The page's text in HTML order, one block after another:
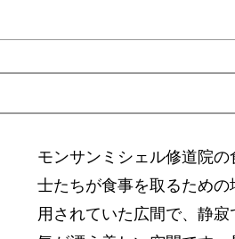
モンサンミシェル修道院の
士たちが食事を取るための
用されていた広間で、静寂